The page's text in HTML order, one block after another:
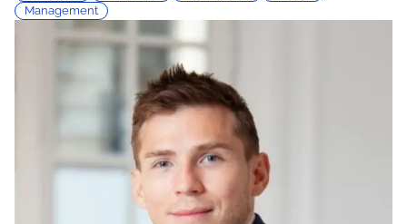
Management